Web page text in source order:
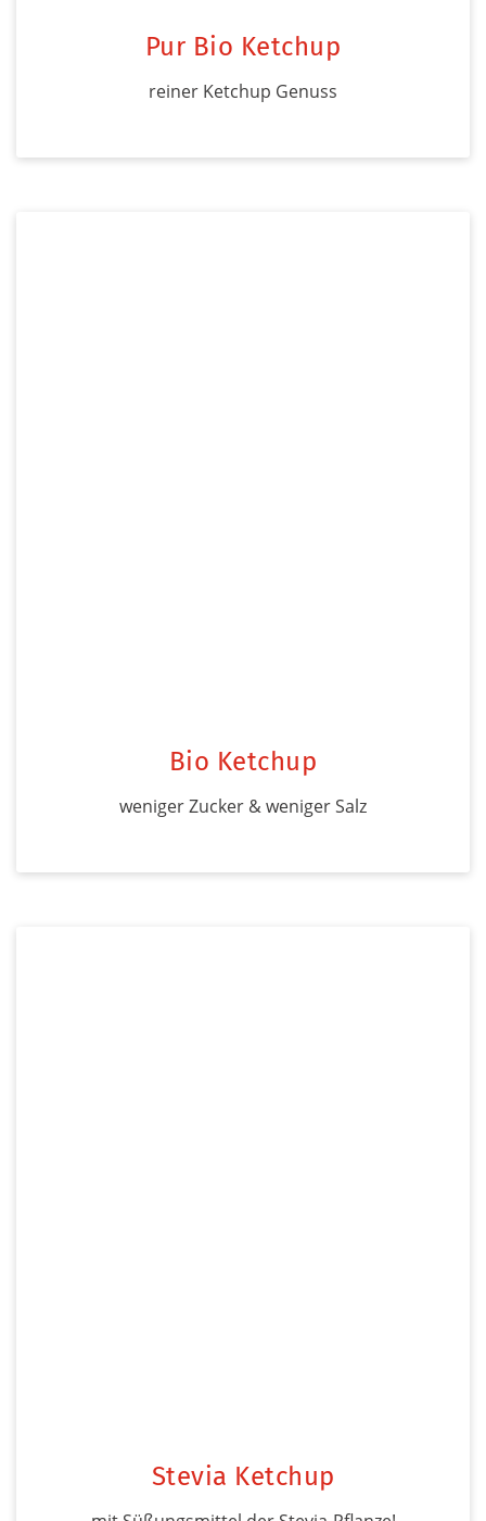
Pur Bio Ketchup
reiner Ketchup Genuss
Bio Ketchup
weniger Zucker & weniger Salz
Stevia Ketchup